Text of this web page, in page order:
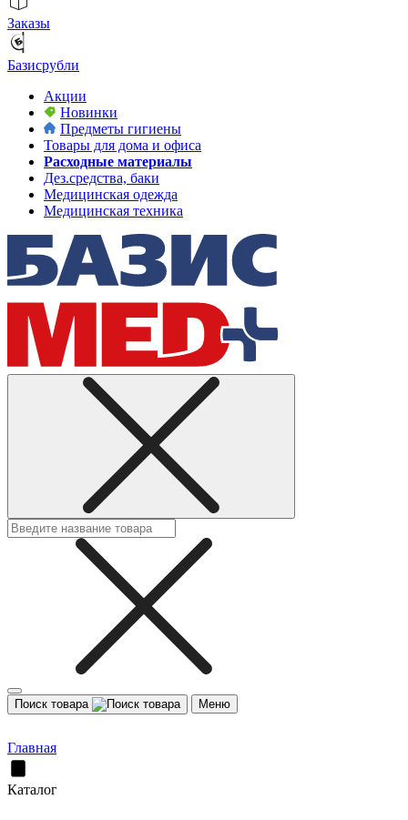
Заказы
Базисрубли
Акции
Новинки
Предметы гигиены
Товары для дома и офиса
Расходные материалы
Дез.средства, баки
Медицинская одежда
Медицинская техника
Поиск товара Меню
Главная
Каталог